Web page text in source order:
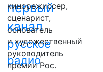
первый
канал
русское
радио
кинорежиссер,
сценарист,
основатель
и художественный
руководитель
премии Рос.